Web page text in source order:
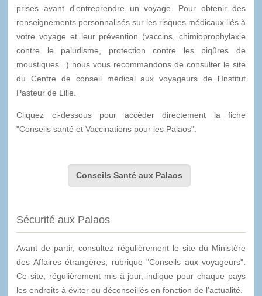
prises avant d'entreprendre un voyage. Pour obtenir des
renseignements personnalisés sur les risques médicaux liés à
votre voyage et leur prévention (vaccins, chimioprophylaxie
contre le paludisme, protection contre les piqûres de
moustiques...) nous vous recommandons de consulter le site
du Centre de conseil médical aux voyageurs de l'Institut
Pasteur de Lille.
Cliquez ci-dessous pour accèder directement la fiche
"Conseils santé et Vaccinations pour les Palaos":
Conseils Santé aux Palaos
Sécurité aux Palaos
Avant de partir, consultez régulièrement le site du Ministère
des Affaires étrangères, rubrique "Conseils aux voyageurs".
Ce site, régulièrement mis-à-jour, indique pour chaque pays
les endroits à éviter ou déconseillés en fonction de l'actualité.